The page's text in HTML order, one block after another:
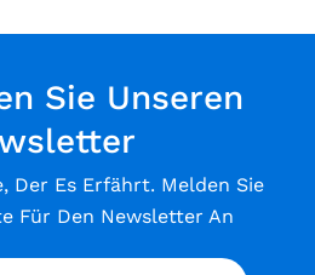
Sie Unseren
Der Es Erfährt. Melden Sie
Für Den Newsletter An